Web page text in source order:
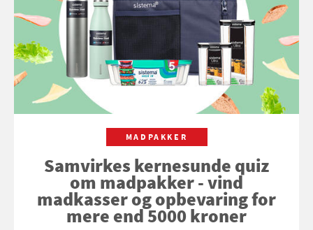
MADPAKKER
Samvirkes kernesunde quiz
om madpakker - vind
madkasser og opbevaring for
mere end 5000 kroner